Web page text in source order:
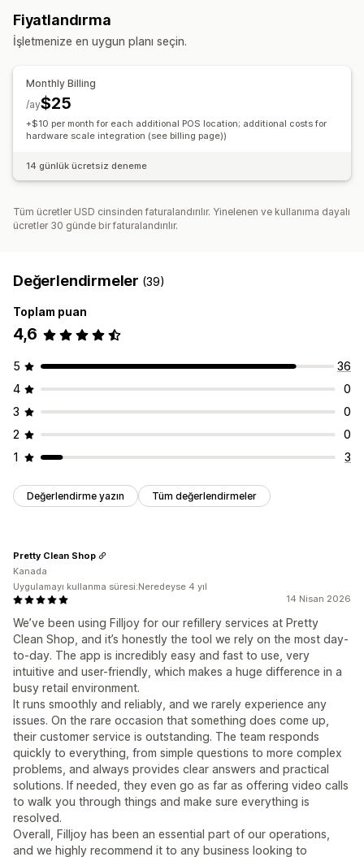
Envanter yönetimi
Çoklu konum
Fiyatlandırma
İşletmenize en uygun planı seçin.
Monthly Billing
$25
/ay
+$10 per month for each additional POS location; additional costs for
hardware scale integration (see billing page))
14 günlük ücretsiz deneme
Tüm ücretler USD cinsinden faturalandırılır. Yinelenen ve kullanıma dayalı
ücretler 30 günde bir faturalandırılır.
Değerlendirmeler (39)
Toplam puan
4,6
5
36
4
0
3
0
2
0
1
3
Değerlendirme yazın Tüm değerlendirmeler
14 Nisan 2026
We’ve been using Filljoy for our refillery services at Pretty
Clean Shop, and it’s honestly the tool we rely on the most day-
to-day. The app is incredibly easy and fast to use, very
intuitive and user-friendly, which makes a huge difference in a
busy retail environment.
It runs smoothly and reliably, and we rarely experience any
issues. On the rare occasion that something does come up,
their customer service is outstanding. The team responds
quickly to everything, from simple questions to more complex
problems, and always provides clear answers and practical
solutions. If needed, they even go as far as offering video calls
to walk you through things and make sure everything is
resolved.
Overall, Filljoy has been an essential part of our operations,
and we highly recommend it to any business looking to
Pretty Clean Shop
Kanada
Uygulamayı kullanma süresi:Neredeyse 4 yıl